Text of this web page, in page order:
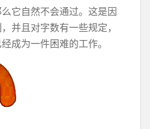
它自然不会通过。这是因
并且对字数有一些规定，
成为一件困难的工作。